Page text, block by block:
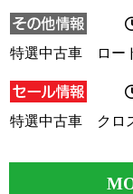
特選中古車 ロー
特選中古車 クロ